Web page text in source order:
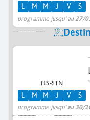
programme jusqu'au 27/
L M M J V S
TLS-STN
programme jusqu'au 30/
L M M J V S